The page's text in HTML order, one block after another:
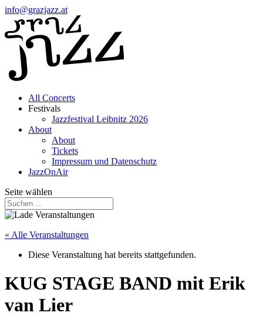
info@grazjazz.at
All Concerts
Festivals
Jazzfestival Leibnitz 2026
About
About
Tickets
Impressum und Datenschutz
JazzOnAir
Seite wählen
« Alle Veranstaltungen
Diese Veranstaltung hat bereits stattgefunden.
KUG STAGE BAND mit Erik
van Lier